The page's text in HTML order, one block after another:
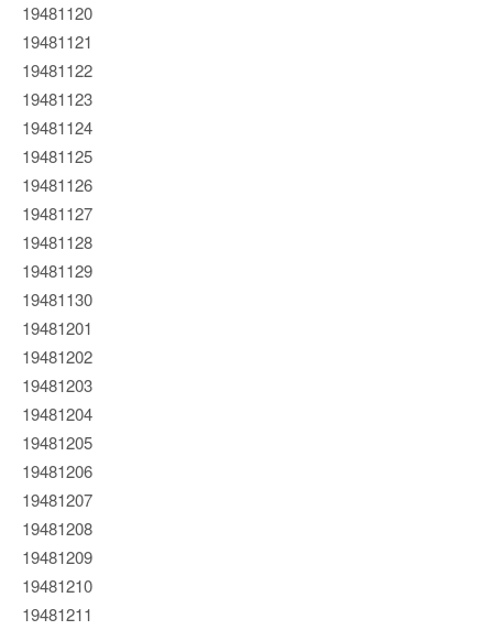
19481120
19481121
19481122
19481123
19481124
19481125
19481126
19481127
19481128
19481129
19481130
19481201
19481202
19481203
19481204
19481205
19481206
19481207
19481208
19481209
19481210
19481211